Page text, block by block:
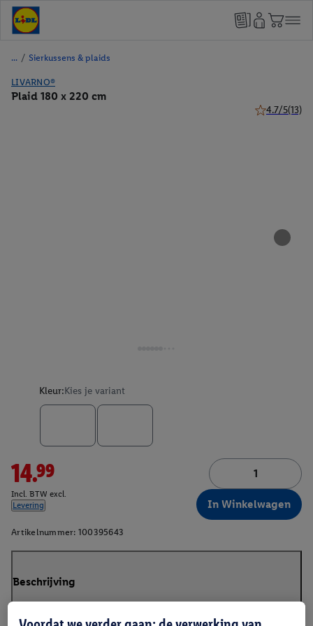
/ Sierkussens & plaids
LIVARNO®
Plaid 180 x 220 cm
4.7/5(13)
Kleur:Kies je variant
14.99
Incl. BTW excl.
Levering
In Winkelwagen
Artikelnummer: 100395643
Beschrijving